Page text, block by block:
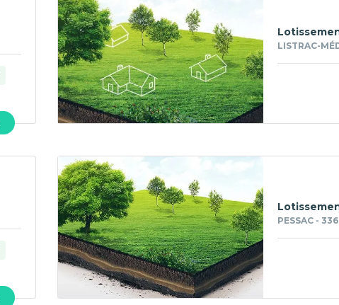
LISTRAC-
PESSAC -